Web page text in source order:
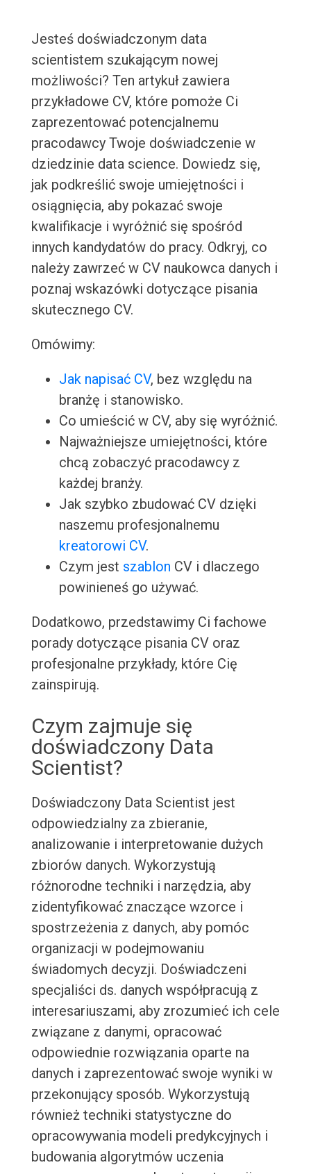
Jesteś doświadczonym data
scientistem szukającym nowej
możliwości? Ten artykuł zawiera
przykładowe CV, które pomoże Ci
zaprezentować potencjalnemu
pracodawcy Twoje doświadczenie w
dziedzinie data science. Dowiedz się,
jak podkreślić swoje umiejętności i
osiągnięcia, aby pokazać swoje
kwalifikacje i wyróżnić się spośród
innych kandydatów do pracy. Odkryj, co
należy zawrzeć w CV naukowca danych i
poznaj wskazówki dotyczące pisania
skutecznego CV.
Omówimy:
Jak napisać CV, bez względu na
branżę i stanowisko.
Co umieścić w CV, aby się wyróżnić.
Najważniejsze umiejętności, które
chcą zobaczyć pracodawcy z
każdej branży.
Jak szybko zbudować CV dzięki
naszemu profesjonalnemu
kreatorowi CV.
Czym jest szablon CV i dlaczego
powinieneś go używać.
Dodatkowo, przedstawimy Ci fachowe
porady dotyczące pisania CV oraz
profesjonalne przykłady, które Cię
zainspirują.
Czym zajmuje się
doświadczony Data
Scientist?
Doświadczony Data Scientist jest
odpowiedzialny za zbieranie,
analizowanie i interpretowanie dużych
zbiorów danych. Wykorzystują
różnorodne techniki i narzędzia, aby
zidentyfikować znaczące wzorce i
spostrzeżenia z danych, aby pomóc
organizacji w podejmowaniu
świadomych decyzji. Doświadczeni
specjaliści ds. danych współpracują z
interesariuszami, aby zrozumieć ich cele
związane z danymi, opracować
odpowiednie rozwiązania oparte na
danych i zaprezentować swoje wyniki w
przekonujący sposób. Wykorzystują
również techniki statystyczne do
opracowywania modeli predykcyjnych i
budowania algorytmów uczenia